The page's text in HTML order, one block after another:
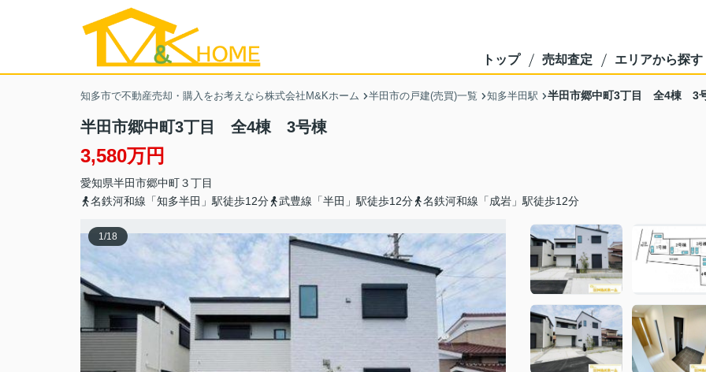
トップ 売却査定 エリアから探す
知多市で不動産売却・購入をお考えなら株式会社M&Kホーム 半田市の戸建(売買)一覧 知多半田駅 半田市郷中町3丁目 全4棟 3
半田市郷中町3丁目 全4棟 3号棟
3,580万円
愛知県半田市郷中町３丁目
名鉄河和線「知多半田」駅徒歩12分
武豊線「半田」駅徒歩12分 名鉄河和線「成岩」駅徒歩12分
1/18